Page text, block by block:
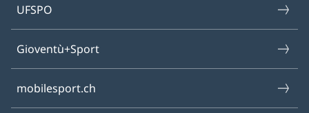
UFSPO
Gioventù+Sport
mobilesport.ch